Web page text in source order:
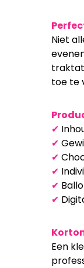
Niet
toe te
✔
✔
✔
✔
✔
✔
Een